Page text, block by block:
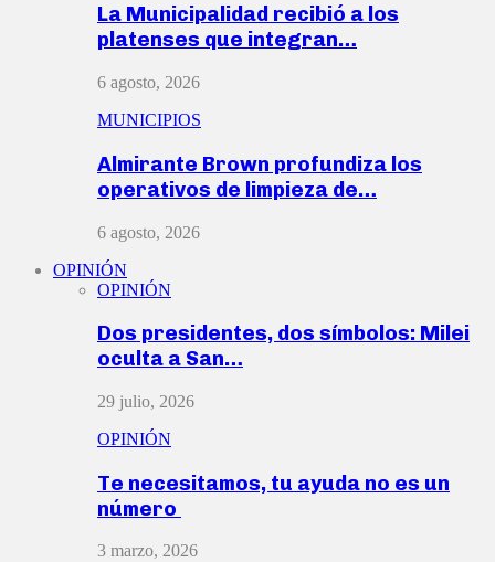
La Municipalidad recibió a los
platenses que integran…
6 agosto, 2026
MUNICIPIOS
Almirante Brown profundiza los
operativos de limpieza de…
6 agosto, 2026
OPINIÓN
OPINIÓN
Dos presidentes, dos símbolos: Milei
oculta a San…
29 julio, 2026
OPINIÓN
Te necesitamos, tu ayuda no es un
número
3 marzo, 2026